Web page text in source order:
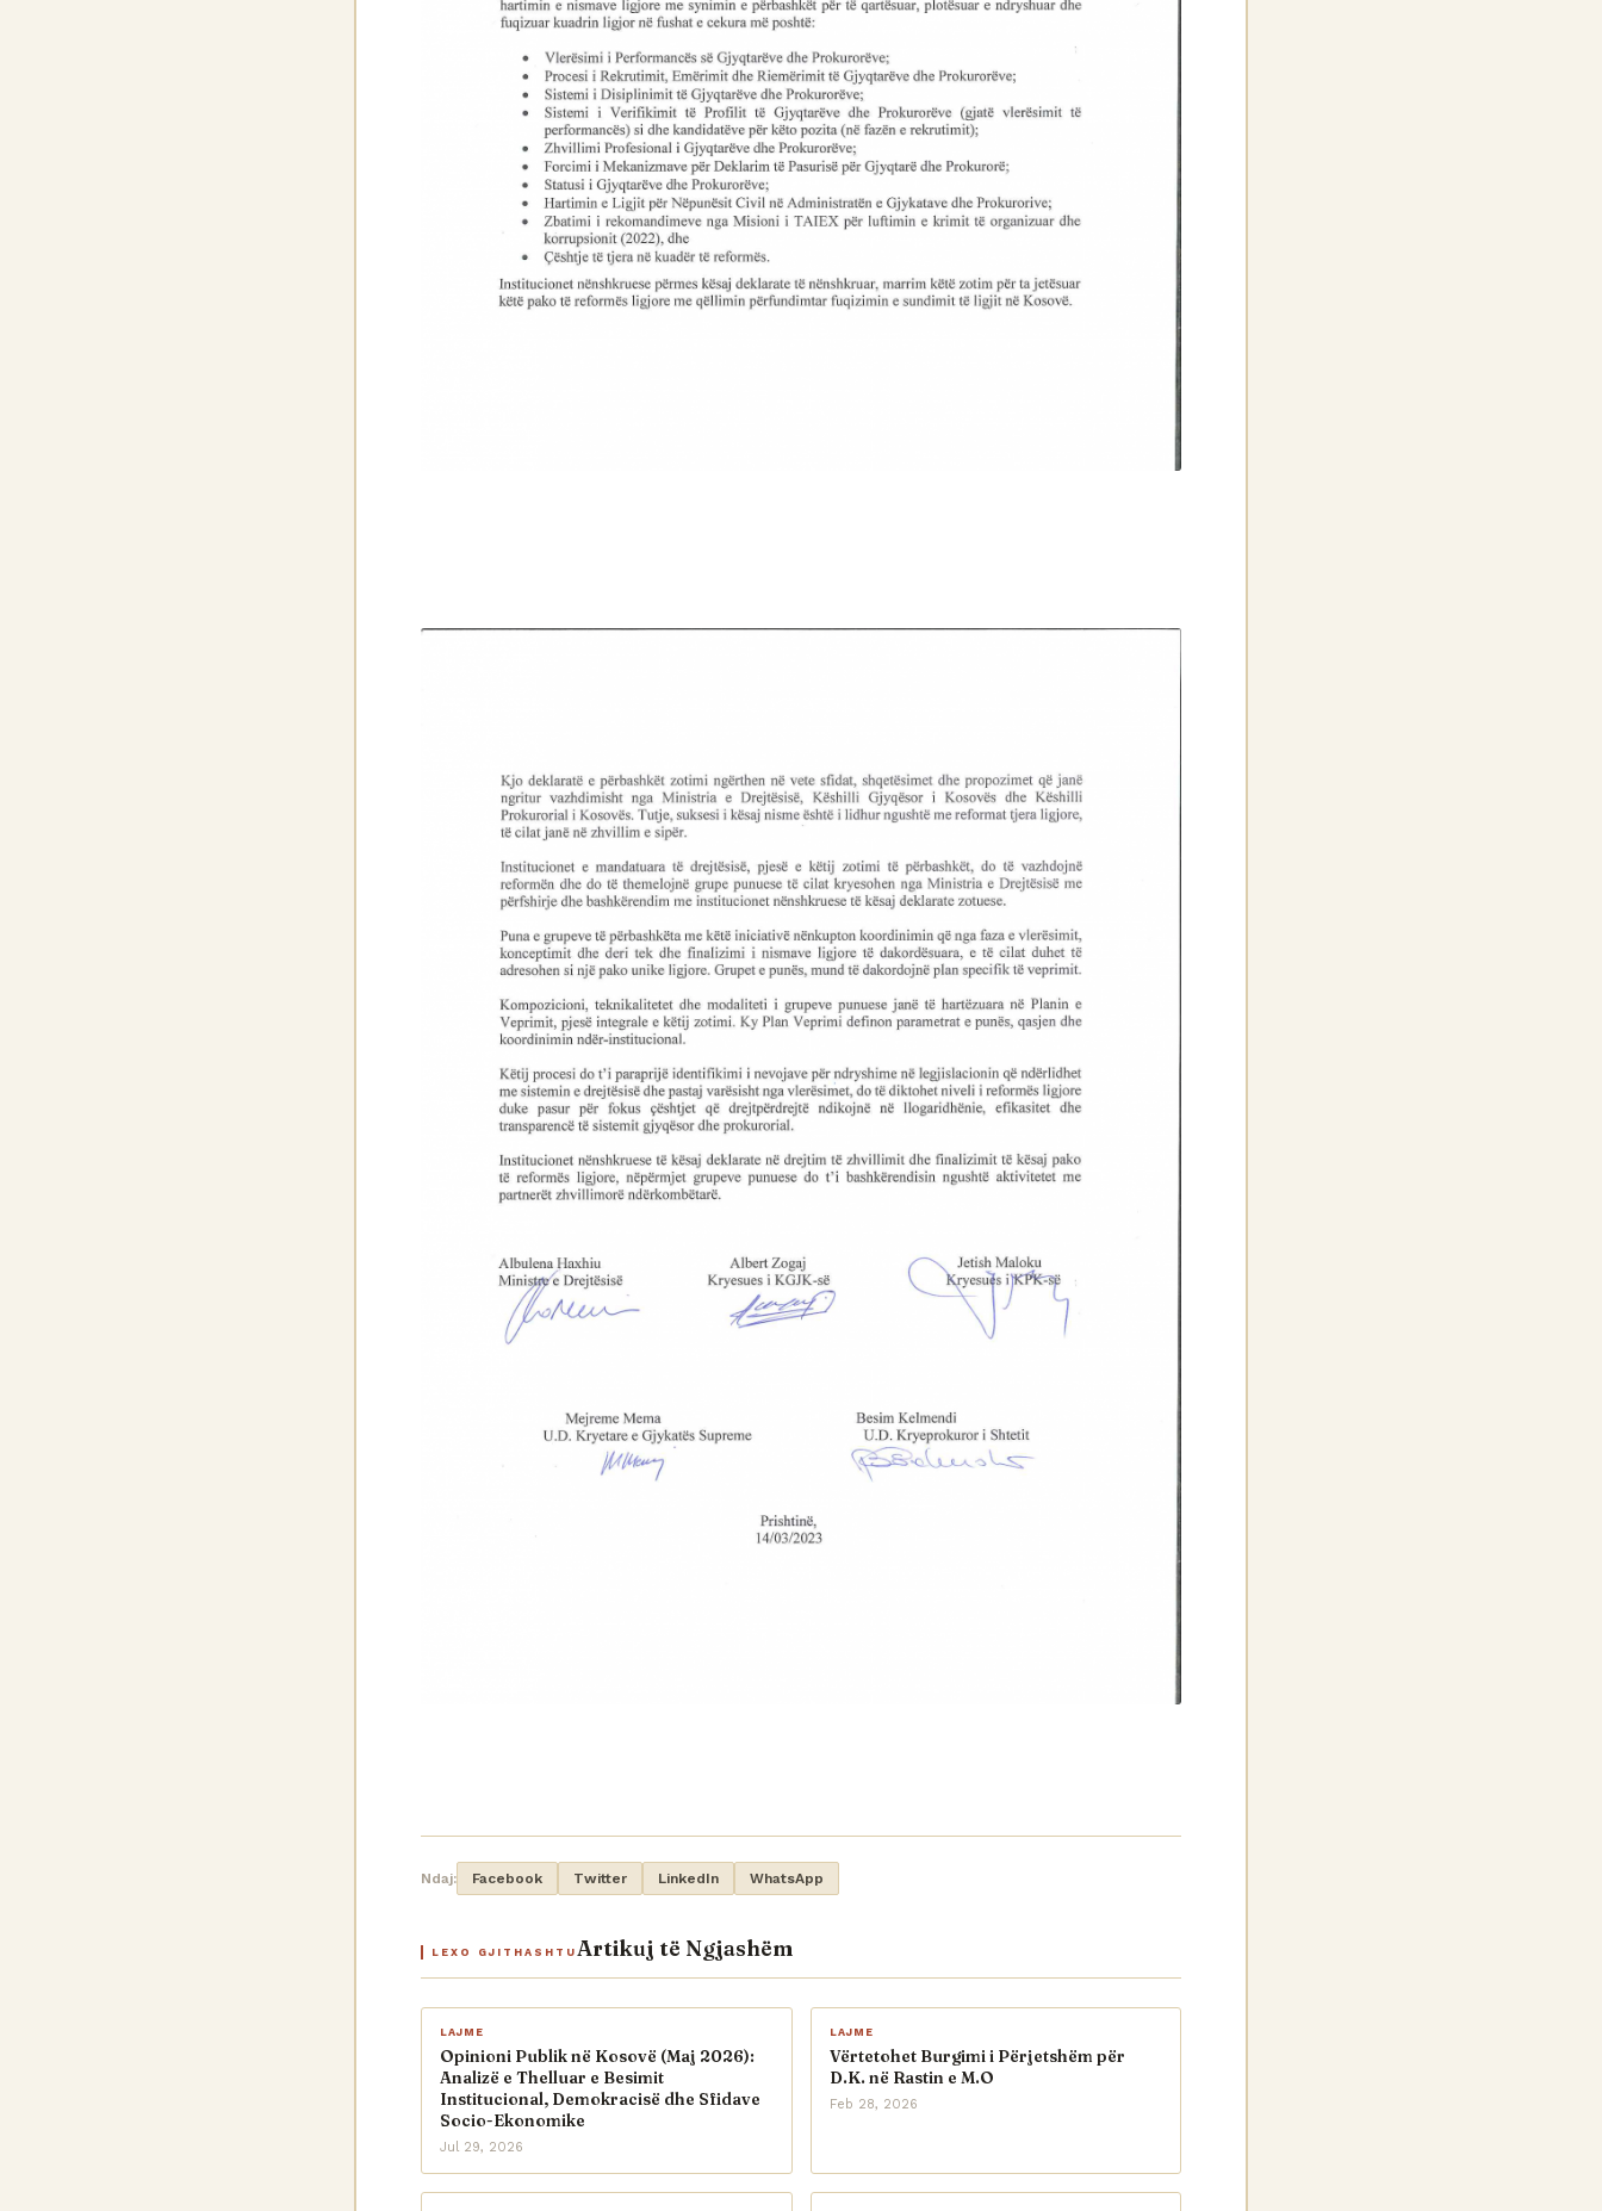
Ndaj: Facebook Twitter LinkedIn WhatsApp
LEXO GJITHASHTU Artikuj të Ngjashëm
LAJME
Opinioni Publik në Kosovë (Maj 2026):
Analizë e Thelluar e Besimit
Institucional, Demokracisë dhe Sfidave
Socio-Ekonomike
Jul 29, 2026
LAJME
Vërtetohet Burgimi i Përjetshëm për
D.K. në Rastin e M.O
Feb 28, 2026